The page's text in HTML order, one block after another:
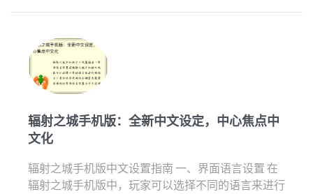
辐射之城手机版：全新中文设定，中心焦点中
文化
辐射之城手机版中文设置指南 一、界面语言设置 在
辐射之城手机版中，玩家可以选择不同的语言来进行